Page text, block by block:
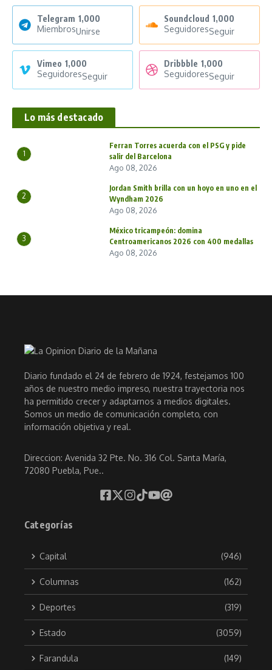
Telegram 1,000
MiembrosUnirse
Soundcloud 1,000
SeguidoresSeguir
Vimeo 1,000
SeguidoresSeguir
Dribbble 1,000
SeguidoresSeguir
Lo más destacado
1
Ferran Torres acuerda con el PSG y pide
salir del Barcelona
Ago 08, 2026
2
Jordan Smith brilla con un hoyo en uno en el
Wyndham 2026
Ago 08, 2026
3
México tricampeón: domina
Centroamericanos 2026 con 400 medallas
Ago 08, 2026
Diario fundado el 24 de febrero de 1924, festejamos 100
años de nuestro medio impreso, nuestra trayectoria nos
ha permitido crecer y adaptarnos a medios digitales.
Somos un medio de comunicación completo, con
información objetiva y real.
Direccion: Avenida 32 Pte. No. 316 Col. Santa María,
72080 Puebla, Pue..
Categorías
Capital (946)
Columnas (162)
Deportes (319)
Estado (3059)
Farandula (149)